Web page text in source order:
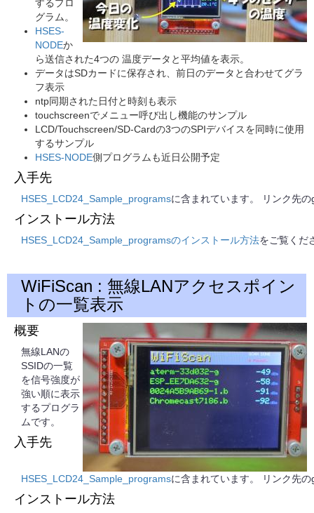
するプロ
グラム。
HSES-
NODEか
ら送信された4つの 温度データと平均値を表示。
データはSDカードに保存され、前日のデータと合わせてグラ
フ表示
ntp同期された日付と時刻も表示
touchscreenでメニュー呼び出し機能のサンプル
LCD/Touchscreen/SD-Cardの3つのSPIデバイスを同時に使用
するサンプル
HSES-NODE側プログラムも近日公開予定
入手先
HSES_LCD24_Sample_programsに含まれています。 リンク先
インストール方法
HSES_LCD24_Sample_programsのインストール方法をご覧くだ
WiFiScan : 無線LANアクセスポイン
トの一覧表示
概要
無線LANの
SSIDの一覧
を信号強度が
強い順に表示
するプログラ
ムです。
入手先
HSES_LCD24_Sample_programsに含まれています。 リンク先
インストール方法